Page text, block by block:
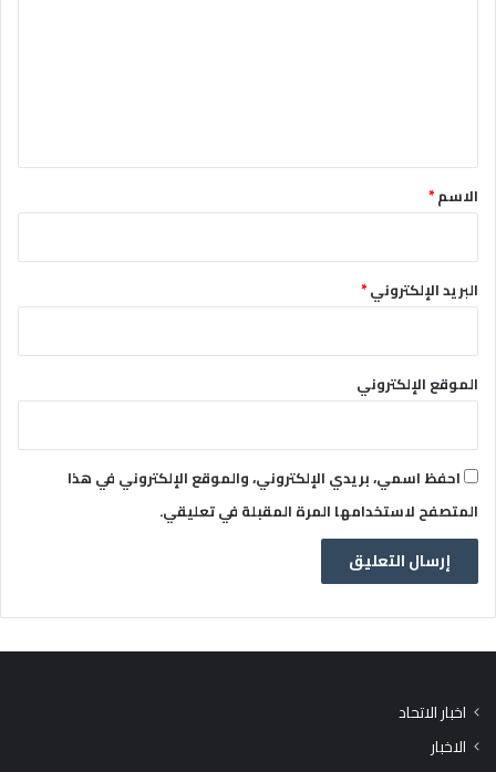
*الاسم*
البريد الإلكتروني*
الموقع الإلكتروني
احفظ اسمي، بريدي الإلكتروني، والموقع الإلكتروني في هذا
المتصفح لاستخدامها المرة المقبلة في تعليقي.
اخبار الاتحاد
الاخبار